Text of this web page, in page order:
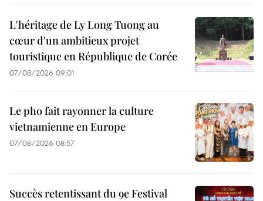
L'héritage de Ly Long Tuong au
cœur d'un ambitieux projet
touristique en République de Corée
07/08/2026 09:01
Le pho fait rayonner la culture
vietnamienne en Europe
07/08/2026 08:57
Succès retentissant du 9e Festival